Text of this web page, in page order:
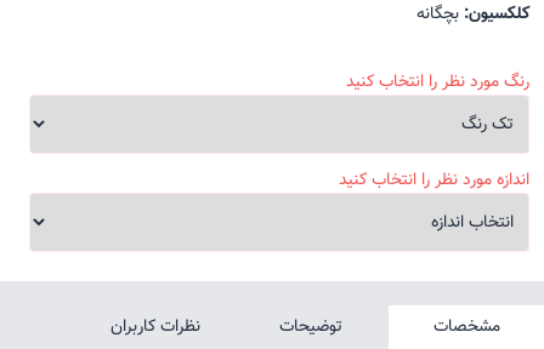
کلکسیون: بچگانه
رنگ مورد نظر را انتخاب کنید
اندازه مورد نظر را انتخاب کنید
مشخصات توضیحات نظرات کاربران